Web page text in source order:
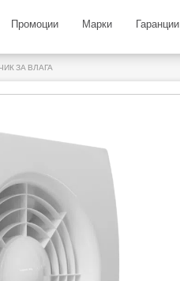
Промоции Марки Гаранции
ЗА ВЛАГА